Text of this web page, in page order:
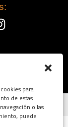
para
de estas
o las
puede